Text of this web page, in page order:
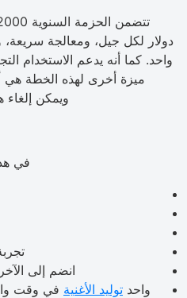
واحد. كما أنه يدعم الاستخدام
ميزة أخرى لهذه الخطة هي
ويمكن
في
انضم إلى
واحد توليد الأغنية في وقت